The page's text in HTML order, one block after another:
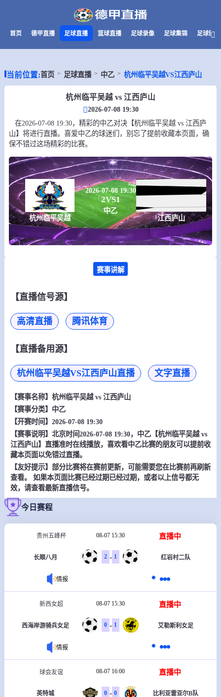
首页 德甲直播 足球直播 篮球直播 足球录像 足球集锦 足球新闻
当前位置:首页 足球直播 中乙 杭州临平吴越VS江西庐山
杭州临平吴越 vs 江西庐山
2026-07-08 19:30
在2026-07-08 19:30，精彩的中乙对决【杭州临平吴越 vs 江西庐
山】将进行直播。喜爱中乙的球迷们，别忘了提前收藏本页面，确
保不错过这场精彩的比赛。
杭州临平吴越
2026-07-08 19:30
2VS1
中乙
江西庐山
赛事讲解
【直播信号源】
高清直播 腾讯体育
【直播备用源】
杭州临平吴越VS江西庐山直播 文字直播
【赛事名称】 杭州临平吴越 vs 江西庐山
【赛事分类】 中乙
【开赛时间】2026-07-08 19:30
【赛事说明】北京时间2026-07-08 19:30，中乙【杭州临平吴越 vs
江西庐山】直播准时在线播放，喜欢看中乙比赛的朋友可以提前收
藏本页面以免错过直播。
【友好提示】部分比赛将在赛前更新，可能需要您在比赛前再刷新
查看。 如果本页面比赛已经过期已经过期，或者以上信号都无
效，请查看最新直播信号。
今日赛程
贵州五峰杯 08-07 15:30 直播中
长顺八月 2 - 1 红岩村二队
情报
新西女超 08-07 15:30 直播中
西海岸游骑兵女足 0 - 1 艾勒斯利女足
情报
球会友谊 08-07 16:00 直播中
英特城 0 - 0 比利亚雷亚尔B队